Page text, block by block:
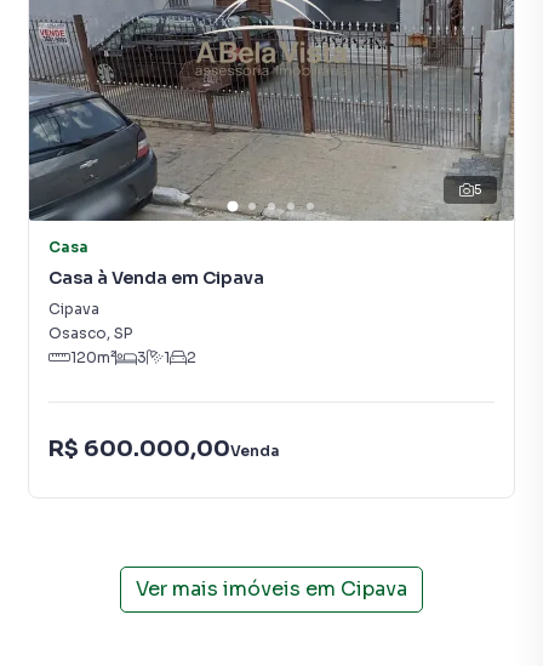
5
Casa
Casa à Venda em Cipava
Cipava
Osasco, SP
120m² 3 1 2
R$ 600.000,00Venda
Ver mais imóveis em Cipava